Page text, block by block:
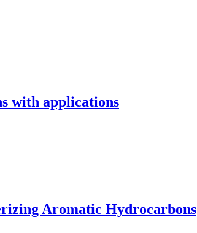
with applications
Aromatic Hydrocarbons